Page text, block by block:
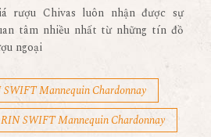
rượu Chivas luôn nhận được sự
tâm nhiều nhất từ những tín đồ
ngoại
SWIFT Mannequin Chardonnay
SWIFT Mannequin Chardonnay